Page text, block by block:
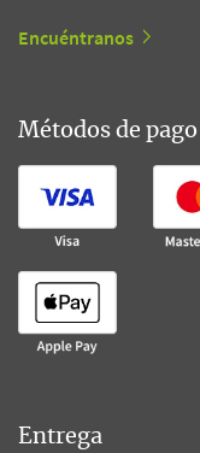
Encuéntranos
Métodos de pago
Entrega